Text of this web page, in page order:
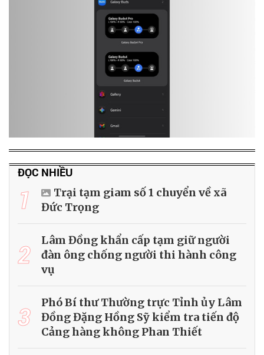
ĐỌC NHIỀU
1
Trại tạm giam số 1 chuyển về xã
Đức Trọng
2
Lâm Đồng khẩn cấp tạm giữ người
đàn ông chống người thi hành công
vụ
3
Phó Bí thư Thường trực Tỉnh ủy Lâm
Đồng Đặng Hồng Sỹ kiểm tra tiến độ
Cảng hàng không Phan Thiết